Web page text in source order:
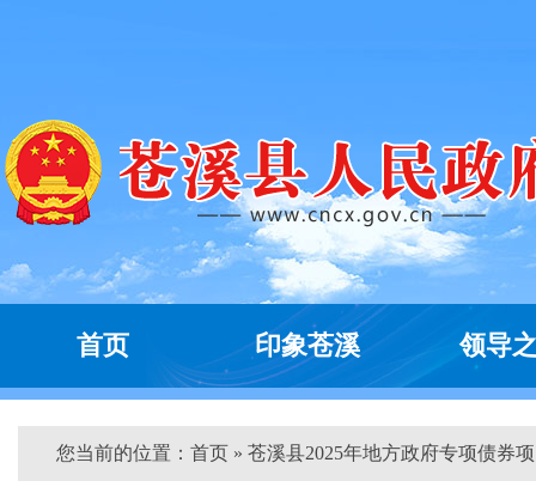
首页 印象苍溪 领导
您当前的位置： 首页 » 苍溪县2025年地方政府专项债券